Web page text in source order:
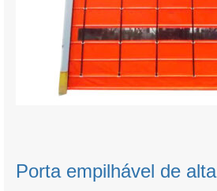
Porta empilhável de